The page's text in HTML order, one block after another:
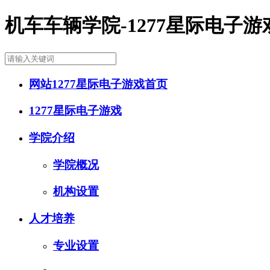
机车车辆学院-1277星际电子游
网站1277星际电子游戏首页
1277星际电子游戏
学院介绍
学院概况
机构设置
人才培养
专业设置